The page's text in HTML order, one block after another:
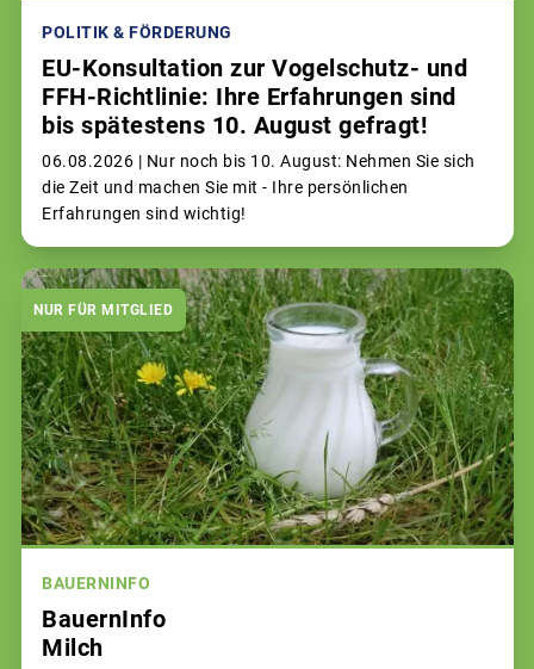
POLITIK & FÖRDERUNG
EU-Konsultation zur Vogelschutz- und
FFH-Richtlinie: Ihre Erfahrungen sind
bis spätestens 10. August gefragt!
06.08.2026 | Nur noch bis 10. August: Nehmen Sie sich
die Zeit und machen Sie mit - Ihre persönlichen
Erfahrungen sind wichtig!
NUR FÜR MITGLIED
BAUERNINFO
BauernInfo
Milch